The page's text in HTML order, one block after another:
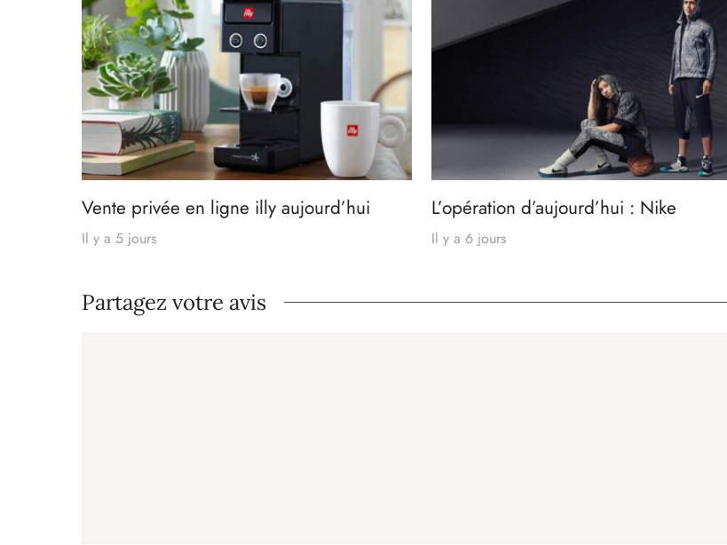
Vente privée en ligne illy aujourd’hui
Il y a 5 jours
L’opération d’aujourd’hui : Nike
Il y a 6 jours
Partagez votre avis